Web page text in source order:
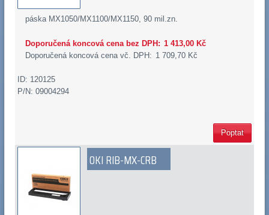
páska MX1050/MX1100/MX1150, 90 mil.zn.
Doporučená koncová cena bez DPH: 1 413,00 Kč
Doporučená koncová cena vč. DPH: 1 709,70 Kč
ID: 120125
P/N: 09004294
Poptat
OKI RIB-MX-CRB